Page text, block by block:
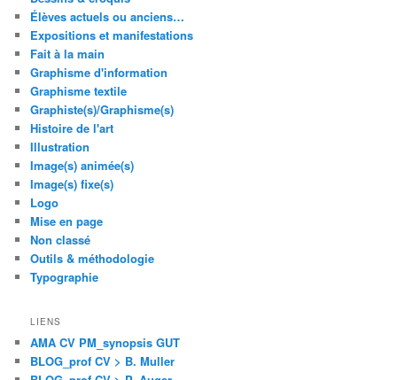
Élèves actuels ou anciens…
Expositions et manifestations
Fait à la main
Graphisme d'information
Graphisme textile
Graphiste(s)/Graphisme(s)
Histoire de l'art
Illustration
Image(s) animée(s)
Image(s) fixe(s)
Logo
Mise en page
Non classé
Outils & méthodologie
Typographie
LIENS
AMA CV PM_synopsis GUT
BLOG_prof CV > B. Muller